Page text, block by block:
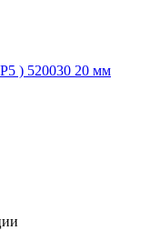
) 520030 20 мм